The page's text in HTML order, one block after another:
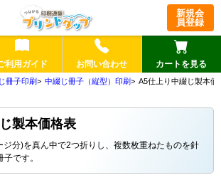
新規会
員登録
利用ガイド お問い合わせ カートを見る
冊子印刷 中綴じ冊子（縦型）印刷 A5仕上り中綴じ製本価
製本価格表
ジ分)を真ん中で2つ折りし、複数枚重ねたものを針
です。